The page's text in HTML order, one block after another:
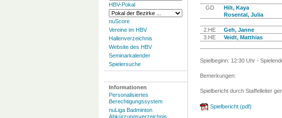
HBV-Pokal
nuScore
Vereine im HBV
Hallenverzeichnis
Website des HBV
Seminarkalender
Spielersuche
Informationen
Personalisiertes
Berechtigungssystem
nuLiga Badminton
Abkürzungsverzeichnis
GD
Hilt, Kaya
Rosental, Julia
2.HE Geh, Janne
3.HE
Veidt, Matthias
Spielbeginn: 12:30 Uhr -
Bemerkungen:
Spielbericht durch Staffelleiter
Spielbericht (pdf)